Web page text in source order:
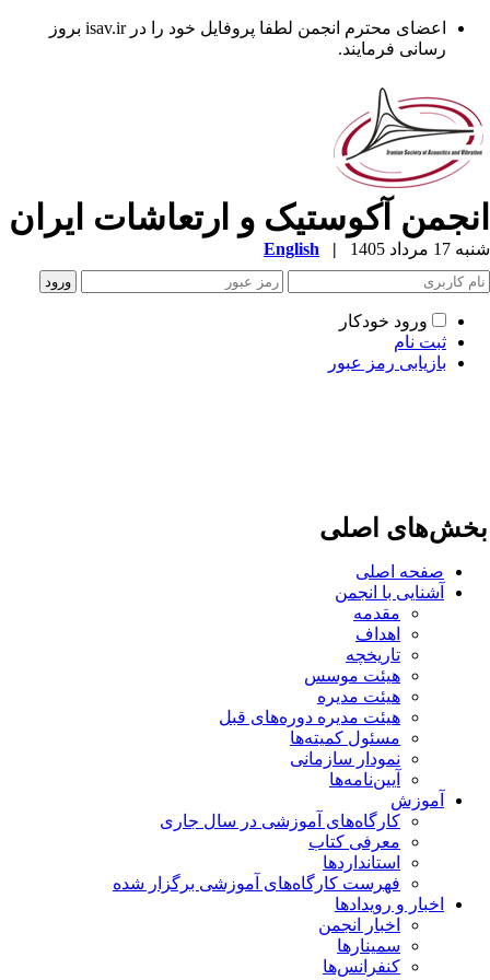
اعضای محترم انجمن لطفا پروفایل خود را در isav.ir بروز
فرمایند.
آکوستیک و ارتعاشات ایران
|
English
خودکار
نام
رمز عبور
اصلی
اصلی
با انجمن
مقدمه
تاریخچه
هیئت موسس
هیئت مدیره
هیئت مدیره دوره‌های قبل
مسئول کمیته‌ها
نمودار سازمانی
آیین‌نامه‌ها
کارگاه‌های آموزشی در سال جاری
معرفی کتاب
استانداردها
فهرست کارگاه‌های آموزشی برگزار شده
و رویدادها
اخبار انجمن
سمینارها
کنفرانس‌ها